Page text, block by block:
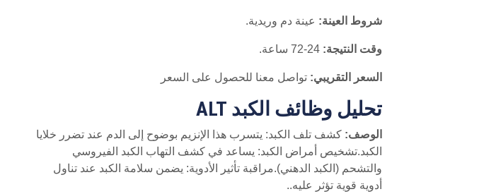
شروط العينة: عينة دم وريدية.
وقت النتيجة:
السعر التقريبي: تواصل معنا للحصول على السعر
تحليل وظائف الكبد ALT
الوصف: كشف تلف الكبد: يتسرب هذا الإنزيم بوضوح إلى الدم عند تضرر خلايا
الكبد.تشخيص أمراض الكبد: يساعد في كشف التهاب الكبد الفيروسي
والتشحم (الكبد الدهني).مراقبة تأثير الأدوية: يضمن سلامة الكبد عند تناول
أدوية قوية تؤثر عليه..